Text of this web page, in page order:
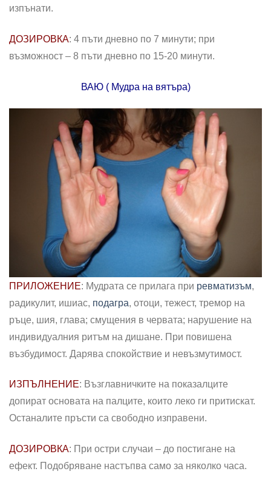
изпънати.
ДОЗИРОВКА: 4 пъти дневно по 7 минути; при
възможност – 8 пъти дневно по 15-20 минути.
ВАЮ ( Мудра на вятъра)
ПРИЛОЖЕНИЕ: Мудрата се прилага при ревматизъм,
радикулит, ишиас, подагра, отоци, тежест, тремор на
ръце, шия, глава; смущения в червата; нарушение на
индивидуалния ритъм на дишане. При повишена
възбудимост. Дарява спокойствие и невъзмутимост.
ИЗПЪЛНЕНИЕ: Възглавничките на показалците
допират основата на палците, които леко ги притискат.
Останалите пръсти са свободно изправени.
ДОЗИРОВКА: При остри случаи – до постигане на
ефект. Подобряване настъпва само за няколко часа.